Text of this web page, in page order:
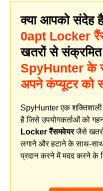
क्या आपको संदेह
0apt Locker
खतरों से
SpyHunter के
अपने कंप्यूटर को
SpyHunter एक
है जिसे उपयोगकर्ताओं को
Locker रैंसमवेयरजैसे
लगाने और हटाने के साथ-
प्रदान करने में मदद करने के